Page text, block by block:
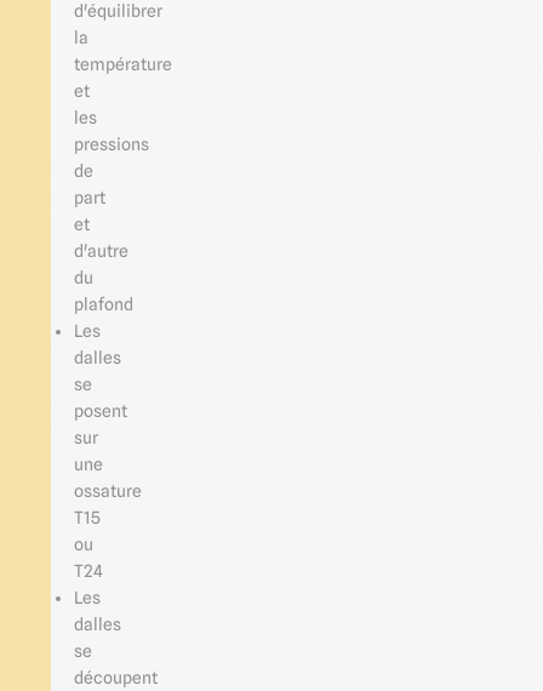
d'équilibrer
la
température
et
les
pressions
de
part
et
d'autre
du
plafond
Les
dalles
se
posent
sur
une
ossature
T15
ou
T24
Les
dalles
se
découpent